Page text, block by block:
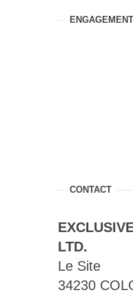
CONTACT
LTD.
Le Site
34230